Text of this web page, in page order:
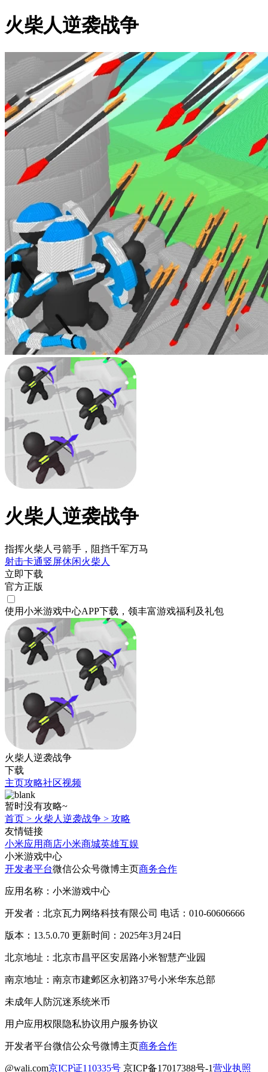
火柴人逆袭战争
火柴人逆袭战争
指挥火柴人弓箭手，阻挡千军万马
射击卡通竖屏休闲火柴人
立即下载
官方正版
使用小米游戏中心APP下载 ，领丰富游戏福利 及礼包
火柴人逆袭战争
下载
主页攻略社区视频
暂时没有攻略~
首页 > 火柴人逆袭战争 > 攻略
友情链接
小米应用商店小米商城英雄互娱
小米游戏中心
开发者平台微信公众号微博主页商务合作
应用名称：小米游戏中心
开发者：北京瓦力网络科技有限公司 电话：010-60606666
版本：13.5.0.70 更新时间：2025年3月24日
北京地址：北京市昌平区安居路小米智慧产业园
南京地址：南京市建邺区永初路37号小米华东总部
未成年人防沉迷系统米币
用户应用权限隐私协议用户服务协议
开发者平台微信公众号微博主页商务合作
@wali.com京ICP证110335号 京ICP备17017388号-1营业执照